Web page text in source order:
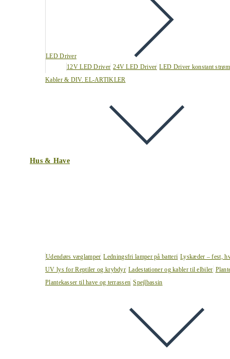
LED Driver
12V LED Driver 24V LED Driver LED Driver konstant strøm
Kabler & DIV. EL-ARTIKLER
Hus & Have
Udendørs væglamper Ledningsfri lamper på batteri Lyskæder – fest,
UV lys for Reptiler og krybdyr Ladestationer og kabler til elbiler
Plantekasser til have og terrassen Spejlbassin